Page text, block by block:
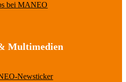
bei MANEO
Multimedien
Newsticker